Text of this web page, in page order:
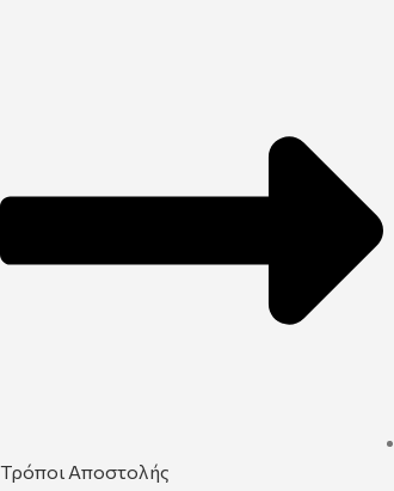
Τρόποι Αποστολής